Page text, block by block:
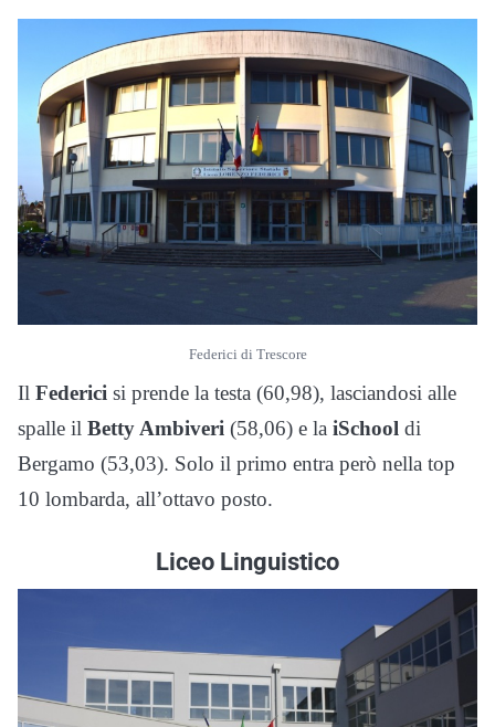
Federici di Trescore
Il Federici si prende la testa (60,98), lasciandosi alle
spalle il Betty Ambiveri (58,06) e la iSchool di
Bergamo (53,03). Solo il primo entra però nella top
10 lombarda, all’ottavo posto.
Liceo Linguistico